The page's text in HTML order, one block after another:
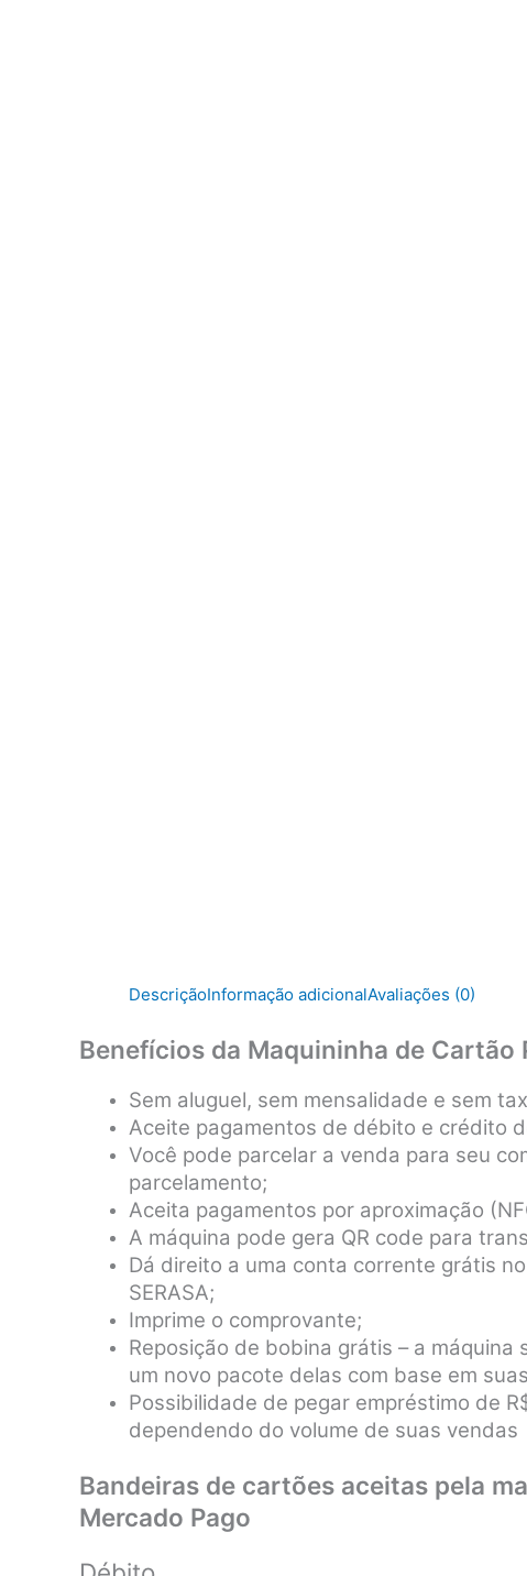
DescriçãoInformação adicionalAvaliações (0)
Benefícios da Maquininha de Cartão
Sem aluguel, sem mensalidade e sem
Aceite pagamentos de débito e crédito
Você pode parcelar a venda para seu
parcelamento;
Aceita pagamentos por aproximação
A máquina pode gera QR code para
Dá direito a uma conta corrente grátis
SERASA;
Imprime o comprovante;
Reposição de bobina grátis – a
um novo pacote delas com base em
Possibilidade de pegar empréstimo de
dependendo do volume de suas vendas
Bandeiras de cartões aceitas pela
Mercado Pago